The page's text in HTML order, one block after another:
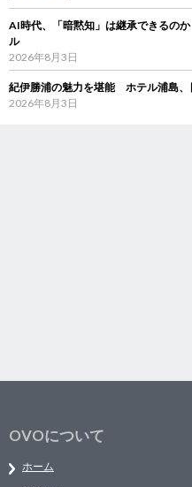
AI時代、「暗黙知」は継承できるの
ル
2026年8月3日
紀伊勝浦の魅力を堪能 ホテル浦島、
2026年8月3日
OVOについて
ホーム